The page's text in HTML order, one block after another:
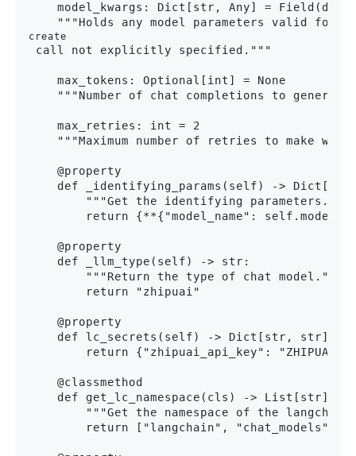
model_kwargs: Dict[str, Any] =
    """Holds any model parameters valid for
create
call not explicitly specified."""
    max_tokens: Optional[int] = None
"""Number of chat completions to generate
    max_retries: int = 2
"""Maximum number of retries to make when
    @property
def _identifying_params(self) ->
        """Get the identifying parameters."""
return {**{"model_name":
    @property
    def _llm_type(self) -> str:
        """Return the type of chat model."""
        return "zhipuai"
    @property
    def lc_secrets(self) -> Dict[str, str]:
return {"zhipuai_api_key":
    @classmethod
    def get_lc_namespace(cls) -> List[str]:
"""Get the namespace of the langchain
return ["langchain", "chat_models",